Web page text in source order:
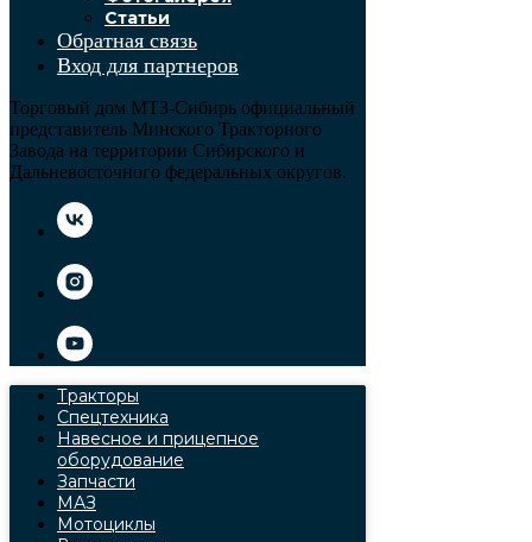
Статьи
Обратная связь
Вход для партнеров
Торговый дом МТЗ-Сибирь официальный
представитель Минского Тракторного
Завода на территории Сибирского и
Дальневосточного федеральных округов.
Тракторы
Спецтехника
Навесное и прицепное
оборудование
Запчасти
МАЗ
Мотоциклы